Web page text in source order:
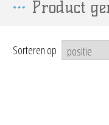
Product
Sorteren op